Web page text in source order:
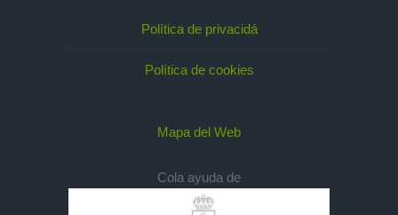
Política de privacidá
Política de cookies
Mapa del Web
Cola ayuda de